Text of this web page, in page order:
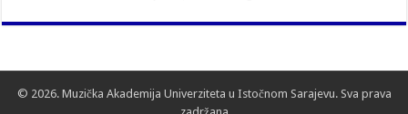
© 2026. Muzička Akademija Univerziteta u Istočnom Sarajevu. Sva prava